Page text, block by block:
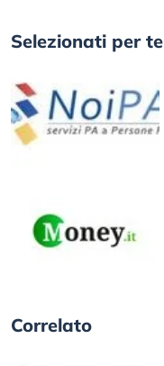
Selezionati per te
Correlato